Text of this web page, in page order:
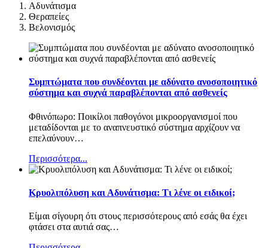
Αδυνάτισμα
Θεραπείες
Βελονισμός
Συμπτώματα που συνδέονται με αδύνατο ανοσοποιητικό
σύστημα και συχνά παραβλέπονται από ασθενείς
Φθινόπωρο: Ποικίλοι παθογόνοι μικροοργανισμοί που
μεταδίδονται με το αναπνευστικό σύστημα αρχίζουν να
επελαύνουν…
Περισσότερα...
Κρυολιπόλυση και Αδυνάτισμα: Τι λένε οι ειδικοί;
Είμαι σίγουρη ότι στους περισσότερους από εσάς θα έχει
φτάσει στα αυτιά σας…